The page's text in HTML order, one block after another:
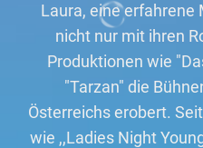
Laura, eine erfahrene
nicht nur mit ihren
Produktionen wie
"Tarzan" die
Österreichs erobert.
wie ,,Ladies Night